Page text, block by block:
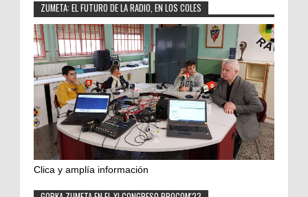
ZUMETA: EL FUTURO DE LA RADIO, EN LOS COLES
Clica y amplía información